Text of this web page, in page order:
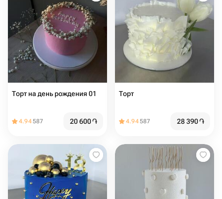
Торт на день рождения 01
4.94587 20 600֏
Торт
4.94587 28 390֏